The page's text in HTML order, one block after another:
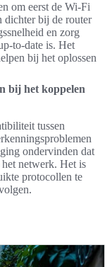
om eerst de Wi-Fi
dichter bij de router
en zorg
to-date is. Het
bij het oplossen
bij het koppelen
tussen
ondervinden dat
netwerk. Het is
protocollen te